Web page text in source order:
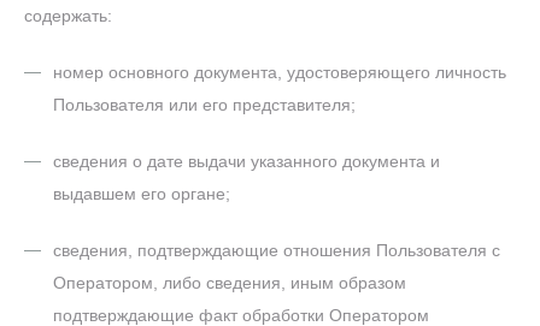
содержать:
номер основного документа, удостоверяющего личность
Пользователя или его представителя;
сведения о дате выдачи указанного документа и
выдавшем его органе;
сведения, подтверждающие отношения Пользователя с
Оператором, либо сведения, иным образом
подтверждающие факт обработки Оператором